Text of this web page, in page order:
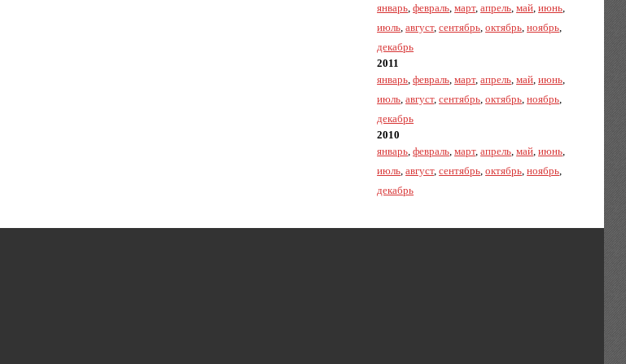
январь,февраль,март,апрель,май,июнь,
июль,август,сентябрь,октябрь,ноябрь,
декабрь
2011
январь,февраль,март,апрель,май,июнь,
июль,август,сентябрь,октябрь,ноябрь,
декабрь
2010
январь,февраль,март,апрель,май,июнь,
июль,август,сентябрь,октябрь,ноябрь,
декабрь